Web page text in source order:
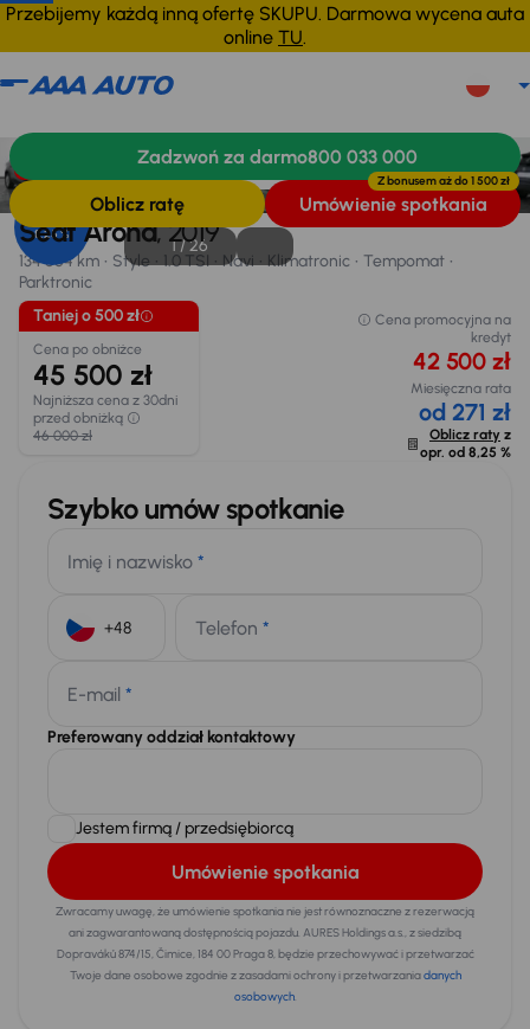
Przebijemy każdą inną ofertę SKUPU. Darmowa wycena auta
online TU.
Taniej o 500 zł
8,25 %
1 /26
Seat Arona, 2019
134 664 km Style 1.0 TSI Navi Klimatronic
Tempomat
Parktronic
Taniej o 500 zł
Cena po obniżce
45 500 zł
Najniższa cena z 30dni
przed obniżką
46 000 zł
Cena promocyjna na
kredyt
42 500 zł
Miesięczna rata
od 271 zł
Oblicz raty z
opr. od 8,25 %
Szybko umów spotkanie
Imię i nazwisko *
Telefon *
E-mail *
Preferowany oddział kontaktowy
Jestem firmą / przedsiębiorcą
Umówienie spotkania
Zwracamy uwagę, że umówienie spotkania nie jest równoznaczne z rezerwacją
ani zagwarantowaną dostępnością pojazdu. AURES Holdings a.s., z siedzibą
Dopraváků 874/15, Čimice, 184 00 Praga 8, będzie przechowywać i przetwarzać
Twoje dane osobowe zgodnie z zasadami ochrony i przetwarzaniadanych
osobowych.
WyposażenieZalety samochoduFinansowanie
Zadzwoń za darmo800 033 000
Oblicz ratę Umówienie spotkania
Z bonusem aż do1 500 zł